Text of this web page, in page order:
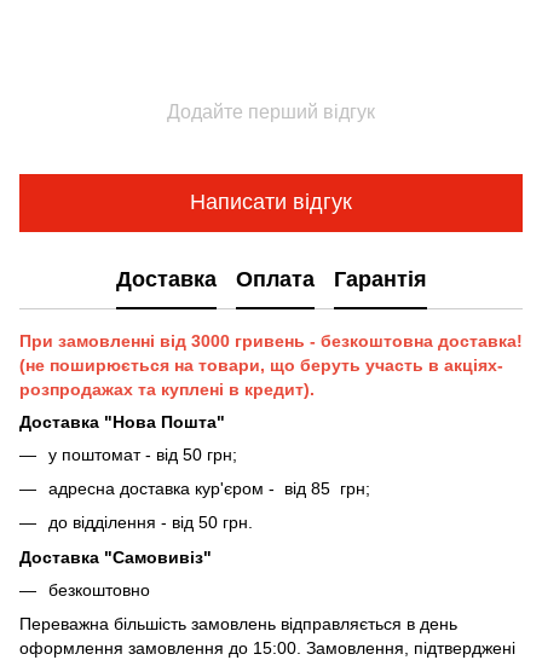
Додайте перший відгук
Написати відгук
Доставка Оплата Гарантія
При замовленні від 3000 гривень - безкоштовна доставка!
(не поширюється на товари, що беруть участь в акціях-
розпродажах та куплені в кредит).
Доставка "Нова Пошта"
у поштомат - від 50 грн;
адресна доставка кур'єром - від 85 грн;
до відділення - від 50 грн.
Доставка "Самовивіз"
безкоштовно
Переважна більшість замовлень відправляється в день
оформлення замовлення до 15:00. Замовлення, підтверджені